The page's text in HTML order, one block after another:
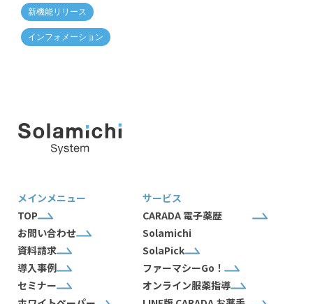
新機能リリース
インフォメーション
メインメニュー
TOP
お問い合わせ
資料請求
導入事例
セミナー
サービス
CARADA 電子薬歴
Solamichi
SolaPick
ファーマシーGo！
オンライン服薬指導